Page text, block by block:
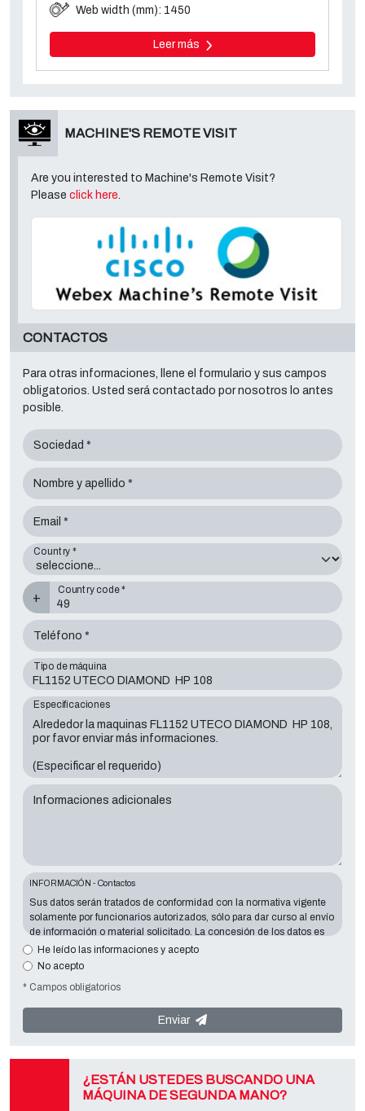
Web width (mm): 1450
Leer más
MACHINE'S REMOTE VISIT
Are you interested to Machine's Remote Visit?
Please click here.
CONTACTOS
Para otras informaciones, llene el formulario y sus campos
obligatorios. Usted será contactado por nosotros lo antes
posible.
Sociedad *
Nombre y apellido *
Email *
Country *
+
Country code *
Teléfono *
Tipo de máquina
Especificaciones
Informaciones adicionales
INFORMACIÓN - Contactos
Sus datos serán tratados de conformidad con la normativa vigente
solamente por funcionarios autorizados, sólo para dar curso al envío
de información o material solicitado. La concesión de los datos es
esencial en relación con la finalidad expuesta; los datos que faltan
harán imposible contactar con usted y satisfacer sus peticiones. El
Via A. Dominutti, 6 37135 (VR) Italy
con el "Servicio de Privacy " en la parte Controller de datos para
ejercer todos los derechos previstos y para obtener la información
He leído las informaciones y acepto
No acepto
* Campos obligatorios
Enviar
¿ESTÁN USTEDES BUSCANDO UNA
MÁQUINA DE SEGUNDA MANO?